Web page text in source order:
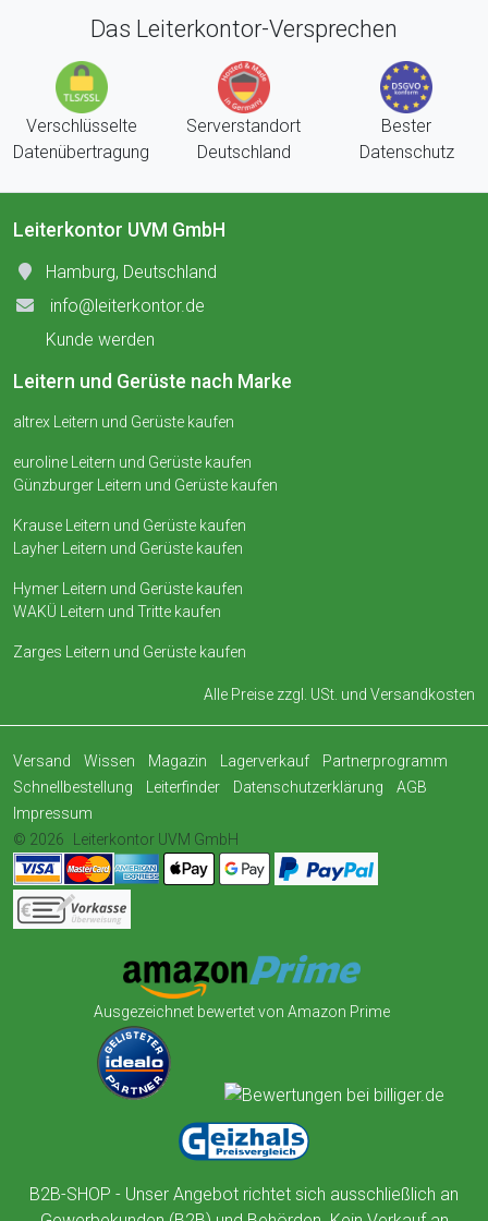
Das Leiterkontor-Versprechen
Verschlüsselte
Datenübertragung
Serverstandort
Deutschland
Bester
Datenschutz
Leiterkontor UVM GmbH
Hamburg, Deutschland
info@leiterkontor.de
Kunde werden
Leitern und Gerüste nach Marke
altrex Leitern und Gerüste kaufen
euroline Leitern und Gerüste kaufen
Günzburger Leitern und Gerüste kaufen
Krause Leitern und Gerüste kaufen
Layher Leitern und Gerüste kaufen
Hymer Leitern und Gerüste kaufen
WAKÜ Leitern und Tritte kaufen
Zarges Leitern und Gerüste kaufen
Alle Preise zzgl. USt. und Versandkosten
Versand Wissen Magazin Lagerverkauf
Partnerprogramm
Schnellbestellung
Leiterfinder Datenschutzerklärung
AGB
Impressum
© 2026
Leiterkontor UVM GmbH
Ausgezeichnet bewertet von Amazon Prime
B2B-SHOP - Unser Angebot richtet sich ausschließlich an